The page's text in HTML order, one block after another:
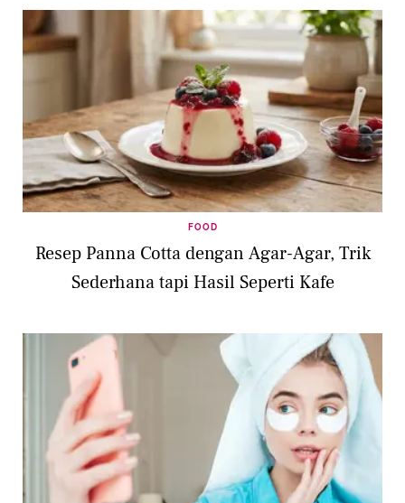
FOOD
Resep Panna Cotta dengan Agar-Agar, Trik
Sederhana tapi Hasil Seperti Kafe